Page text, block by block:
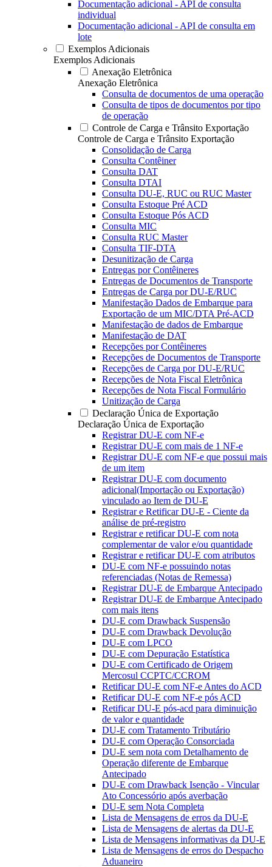
Documentação adicional - API de consulta
individual
Documentação adicional - API de consulta em
lote
Exemplos Adicionais
Exemplos Adicionais
Anexação Eletrônica
Anexação Eletrônica
Consulta de documentos de uma operação
Consulta de tipos de documentos por tipo
de operação
Controle de Carga e Trânsito Exportação
Controle de Carga e Trânsito Exportação
Consolidação de Carga
Consulta Contêiner
Consulta DAT
Consulta DTAI
Consulta DU-E, RUC ou RUC Master
Consulta Estoque Pré ACD
Consulta Estoque Pós ACD
Consulta MIC
Consulta RUC Master
Consulta TIF-DTA
Desunitização de Carga
Entregas por Contêineres
Entregas de Documentos de Transporte
Entregas de Carga por DU-E/RUC
Manifestação Dados de Embarque para
Exportação de um MIC/DTA Pré-ACD
Manifestação de dados de Embarque
Manifestação de DAT
Recepções por Contêineres
Recepções de Documentos de Transporte
Recepções de Carga por DU-E/RUC
Recepções de Nota Fiscal Eletrônica
Recepções de Nota Fiscal Formulário
Unitização de Carga
Declaração Única de Exportação
Declaração Única de Exportação
Registrar DU-E com NF-e
Registrar DU-E com mais de 1 NF-e
Registrar DU-E com NF-e que possui mais
de um item
Registrar DU-E com documento
adicional(Importação ou Exportação)
vinculado ao Item de DU-E
Registrar e Retificar DU-E - Ciente da
análise de pré-registro
Registrar e retificar DU-E com nota
complementar de valor e/ou quantidade
Registrar e retificar DU-E com atributos
DU-E com NF-e possuindo notas
referenciadas (Notas de Remessa)
Registrar DU-E de Embarque Antecipado
Registrar DU-E de Embarque Antecipado
com mais itens
DU-E com Drawback Suspensão
DU-E com Drawback Devolução
DU-E com LPCO
DU-E com Depuração Estatística
DU-E com Certificado de Origem
Mercosul CCPTC/CCROM
Retificar DU-E com NF-e Antes do ACD
Retificar DU-E com NF-e pós ACD
Retificar DU-E pós-acd para diminuição
de valor e quantidade
DU-E com Tratamento Tributário
DU-E com Operação Consorciada
DU-E sem nota com Detalhamento de
Operação diferente de Embarque
Antecipado
DU-E com Drawback Isenção - Vincular
Ato Concessório após averbação
DU-E sem Nota Completa
Lista de Mensagens de erros da DU-E
Lista de Mensagens de alertas da DU-E
Lista de Mensagens informativas da DU-E
Lista de Mensagens de erros do Despacho
Aduaneiro